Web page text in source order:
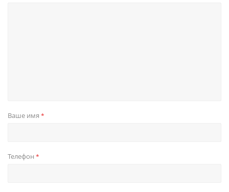
Ваше имя *
Телефон *